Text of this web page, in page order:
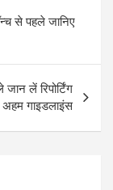
से पहले जानिए
लें रिपोर्टिंग
गाइडलाइंस